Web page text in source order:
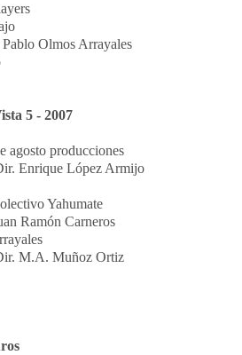
Olmos Arrayales
5 - 2007
agosto producciones
Enrique López Armijo
Yahumate
Ramón Carneros
M.A. Muñoz Ortiz